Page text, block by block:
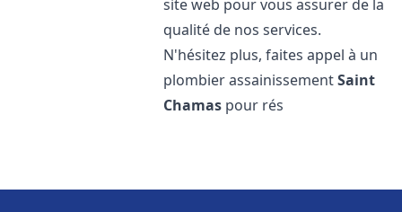
site web pour vous assurer de la
qualité de nos services.
N'hésitez plus, faites appel à un
plombier assainissementSaint
Chamas pour rés